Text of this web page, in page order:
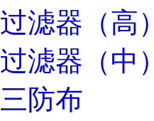
过滤器（高）
过滤器（中）
三防布